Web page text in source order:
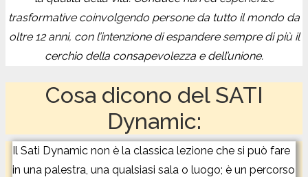
trasformative coinvolgendo persone da tutto il mondo da
oltre 12 anni, con l’intenzione di espandere sempre di più il
cerchio della consapevolezza e dell’unione.
Cosa dicono del SATI
Dynamic:
Il Sati Dynamic non è la classica lezione che si può fare
in una palestra, una qualsiasi sala o luogo; è un percorso